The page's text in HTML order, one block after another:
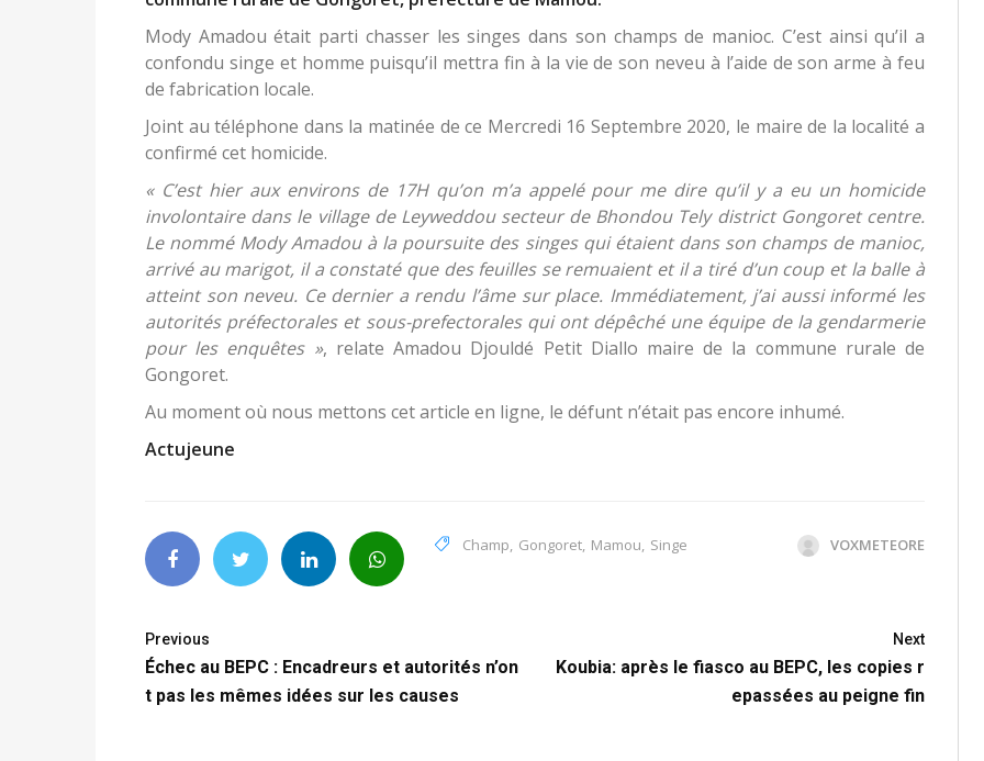
Mody Amadou était parti chasser les singes dans son champs de manioc. C’est ainsi qu’il a
confondu singe et homme puisqu’il mettra fin à la vie de son neveu à l’aide de son arme à feu
de fabrication locale.
Joint au téléphone dans la matinée de ce Mercredi 16 Septembre 2020, le maire de la localité a
confirmé cet homicide.
« C’est hier aux environs de 17H qu’on m’a appelé pour me dire qu’il y a eu un homicide
involontaire dans le village de Leyweddou secteur de Bhondou Tely district Gongoret centre.
Le nommé Mody Amadou à la poursuite des singes qui étaient dans son champs de manioc,
arrivé au marigot, il a constaté que des feuilles se remuaient et il a tiré d’un coup et la balle à
atteint son neveu. Ce dernier a rendu l’âme sur place. Immédiatement, j’ai aussi informé les
autorités préfectorales et sous-prefectorales qui ont dépêché une équipe de la gendarmerie
pour les enquêtes », relate Amadou Djouldé Petit Diallo maire de la commune rurale de
Gongoret.
Au moment où nous mettons cet article en ligne, le défunt n’était pas encore inhumé.
Actujeune
Champ, Gongoret, Mamou, Singe VOXMETEORE
Previous
Échec au BEPC : Encadreurs et autorités n’on
t pas les mêmes idées sur les causes
Next
Koubia: après le fiasco au BEPC, les copies r
epassées au peigne fin